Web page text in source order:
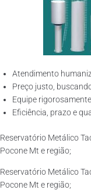
Atendimento
Preço justo,
Equipe
Eficiência, prazo e
Reservatório Metálico
Pocone Mt e região;
Reservatório Metálico
Pocone Mt e região;